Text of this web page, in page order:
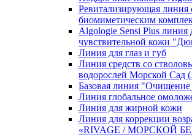
Ревитализирующая линия
биомиметическим
Algologie Sensi Plus линия
чувcтвительной кожи
Линия для глаз и губ
Линия средств со
водорослей Морской Сад
Базовая линия "Очищение
Линия глобальное
Линия для жирной кожи
Линия для коррекции
«RIVAGE / МОРСКОЙ